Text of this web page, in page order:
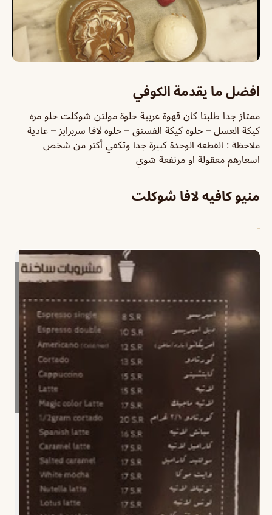
افضل ما يقدمة الكوفي
ممتاز جدا طلبتا كان قهوة عربية حلوة مولتن شوكلت حلو مره
كيكة العسل – حلوه كيكة الفستق – حلوه لافا سربرايز – عادية
ملاحظة : القطعة الوحدة كبيرة جدا وتكفي أكثر من شخص
اسعارهم معقولة او مرتفعة شوي
منيو كافيه لافا شوكلت